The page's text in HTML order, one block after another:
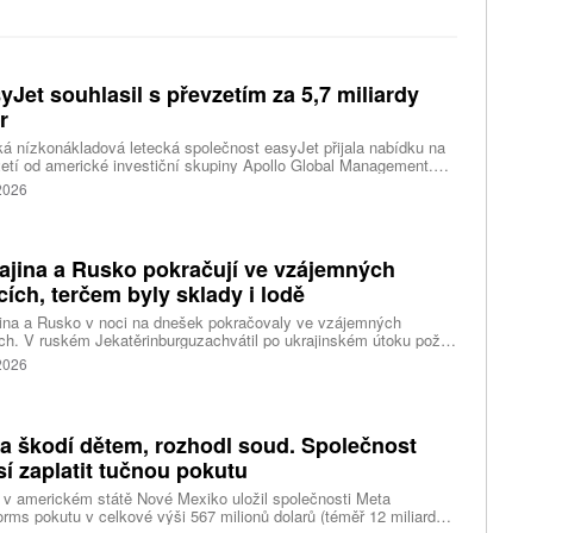
souhlasil s převzetím za 5,7 miliardy
nízkonákladová letecká společnost easyJet přijala nabídku na
od americké investiční skupiny Apollo Global Management.
oceňuje aerolinku na 5,7 miliardy liber, tedy přibližně 162
korun.
a Rusko pokračují ve vzájemných
terčem byly sklady i lodě
a Rusko v noci na dnešek pokračovaly ve vzájemných
V ruském Jekatěrinburguzachvátil po ukrajinském útoku požár
centrum ruského internetového prodejce Wildberries.
o tom informovala bez podrobností na síti Telegram.
škodí dětem, rozhodl soud. Společnost
zaplatit tučnou pokutu
americkém státě Nové Mexiko uložil společnosti Meta
pokutu v celkové výši 567 milionů dolarů (téměř 12 miliard